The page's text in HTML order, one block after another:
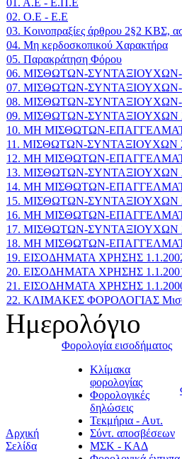
02. Ο.Ε - Ε.Ε
03. Κοινοπραξίες άρθρου 2§2 ΚΒΣ,
04. Μη κερδοσκοπικού Χαρακτήρα
05. Παρακράτηση Φόρου
06. ΜΙΣΘΩΤΩΝ-
07. ΜΙΣΘΩΤΩΝ-
08. ΜΙΣΘΩΤΩΝ-
09. ΜΙΣΘΩΤΩΝ-ΣΥΝΤΑΞΙΟΥΧΩΝ
10. ΜΗ ΜΙΣΘΩΤΩΝ-
11. ΜΙΣΘΩΤΩΝ-ΣΥΝΤΑΞΙΟΥΧΩΝ
12. ΜΗ ΜΙΣΘΩΤΩΝ-
13. ΜΙΣΘΩΤΩΝ-ΣΥΝΤΑΞΙΟΥΧΩΝ
14. ΜΗ ΜΙΣΘΩΤΩΝ-
15. ΜΙΣΘΩΤΩΝ-ΣΥΝΤΑΞΙΟΥΧΩΝ
16. ΜΗ ΜΙΣΘΩΤΩΝ-
17. ΜΙΣΘΩΤΩΝ-ΣΥΝΤΑΞΙΟΥΧΩΝ
18. ΜΗ ΜΙΣΘΩΤΩΝ-
19. ΕΙΣΟΔΗΜΑΤΑ ΧΡΗΣΗΣ
20. ΕΙΣΟΔΗΜΑΤΑ ΧΡΗΣΗΣ
21. ΕΙΣΟΔΗΜΑΤΑ ΧΡΗΣΗΣ
22. ΚΛΙΜΑΚΕΣ ΦΟΡΟΛΟΓΙΑΣ
Ημερολόγιο
Αρχική
Σελίδα
Φορολογία εισοδήματος
Κλίμακα
φορολογίας
Φορολογικές
δηλώσεις
Τεκμήρια - Αυτ.
Σύντ. αποσβέσεων
ΜΣΚ - ΚΑΔ